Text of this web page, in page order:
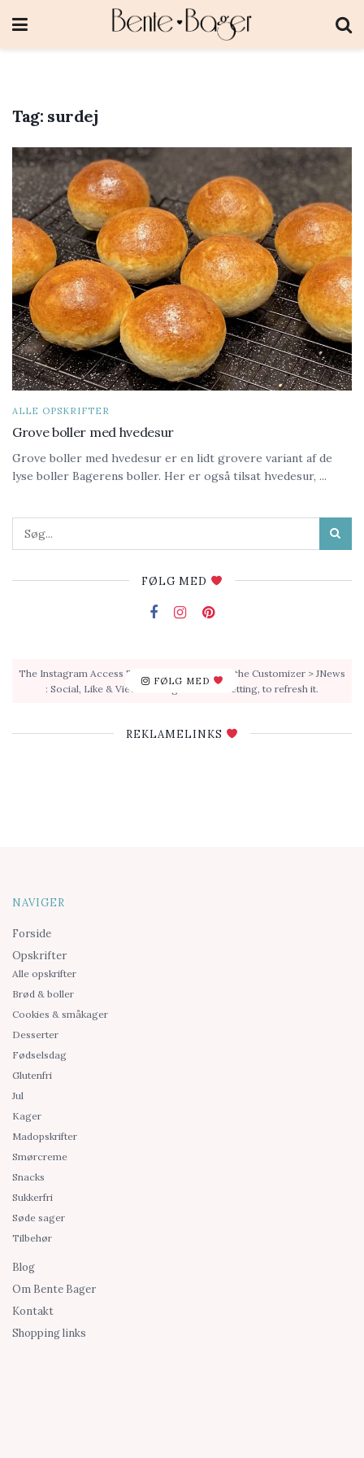
Tag: surdej
ALLE OPSKRIFTER
Grove boller med hvedesur
Grove boller med hvedesur er en lidt grovere variant af de
lyse boller Bagerens boller. Her er også tilsat hvedesur, ...
FØLG MED
FØLG MED
The Instagram Access Token is expired, Go to the Customizer > JNews
: Social, Like & View > Instagram Feed Setting, to refresh it.
REKLAMELINKS
NAVIGER
Forside
Opskrifter
Alle opskrifter
Brød & boller
Cookies & småkager
Desserter
Fødselsdag
Glutenfri
Jul
Kager
Madopskrifter
Smørcreme
Snacks
Sukkerfri
Søde sager
Tilbehør
Blog
Om Bente Bager
Kontakt
Shopping links